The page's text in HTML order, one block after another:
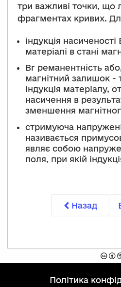
три важливі точки, що
фрагментах кривих.
індукція
матеріалі в стані
Br реманентність
магнітний залишок -
індукція матеріалу,
насичення в
зменшення
стримуюча
називається
являє собою
поля, при якій
Назад
політика